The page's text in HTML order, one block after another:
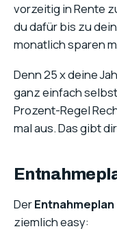
vorzeitig in Rente
du dafür bis zu
monatlich sparen
Denn 25 x deine
ganz einfach
Prozent-Regel
mal aus. Das gibt
DerEntnahmeplan
ziemlich easy: